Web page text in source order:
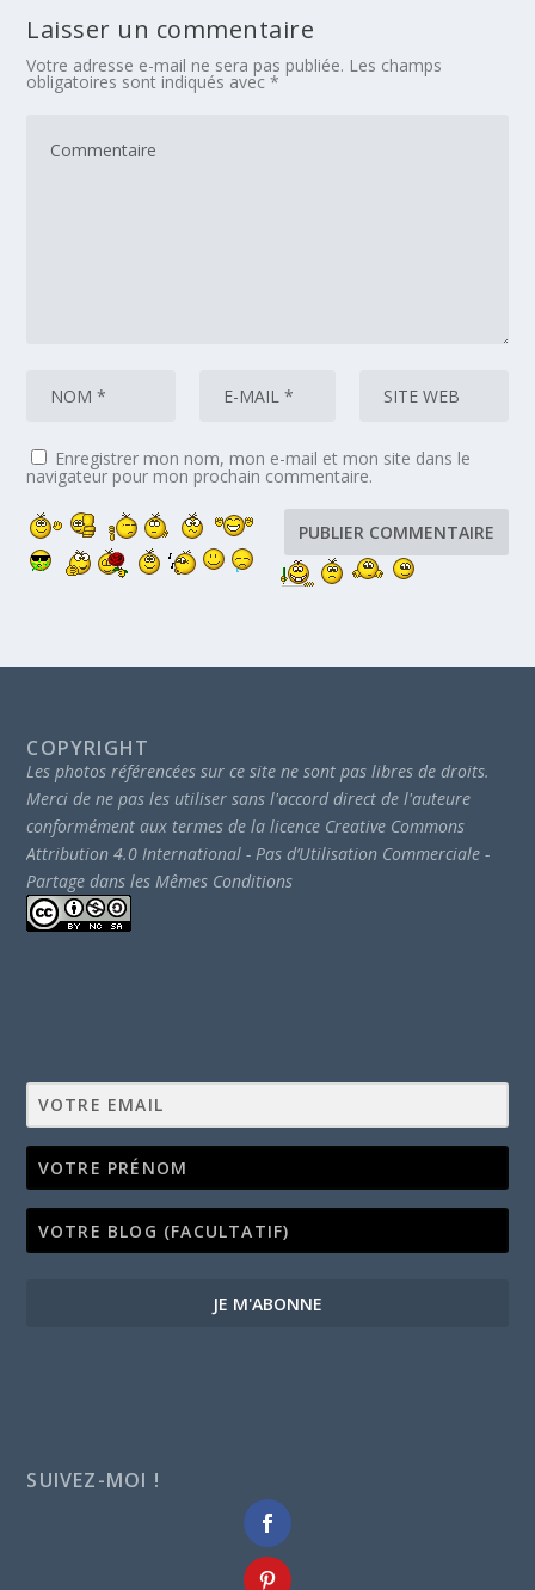
Laisser un commentaire
Votre adresse e-mail ne sera pas publiée. Les champs
obligatoires sont indiqués avec*
Enregistrer mon nom, mon e-mail et mon site dans le
navigateur pour mon prochain commentaire.
COPYRIGHT
Les photos référencées sur ce site ne sont pas libres de droits.
Merci de ne pas les utiliser sans l'accord direct de l'auteure
conformément aux termes de la licence Creative Commons
Attribution 4.0 International - Pas d’Utilisation Commerciale -
Partage dans les Mêmes Conditions
JE M'ABONNE
SUIVEZ-MOI !